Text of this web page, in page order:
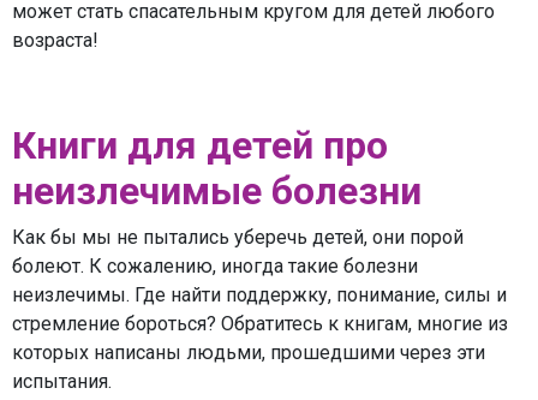
может стать спасательным кругом для детей любого
возраста!
Книги для детей про
неизлечимые болезни
Как бы мы не пытались уберечь детей, они порой
болеют. К сожалению, иногда такие болезни
неизлечимы. Где найти поддержку, понимание, силы и
стремление бороться? Обратитесь к книгам, многие из
которых написаны людьми, прошедшими через эти
испытания.